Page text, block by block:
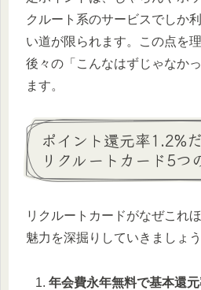
クルート系のサービスでしか
い道が限られます。この点を
後々の「こんなはずじゃなか
ます。
ポイント還元率1.2%
リクルートカード5つ
リクルートカードがなぜこれ
魅力を深掘りしていきましょう
年会費永年無料で基本還